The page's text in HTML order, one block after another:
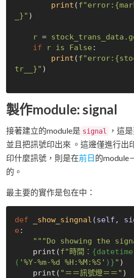
print (f
_}" )
r =
if
r is False :
print (f
tr__}" )
製作module: signal
接著建立的module是 signal
，這
並且把訊號印出來 。這邊僅進行出
印什麼訊號，則是在前日 的module
的。
最主要的實作是包在中：
def _show_singnal (self,
e :
"""Do showing the
    print(
f"時間：
( '%Y-%m-%d %H:%M:%S' )}" )
    print(
"＝＝訊號燈＝＝" )